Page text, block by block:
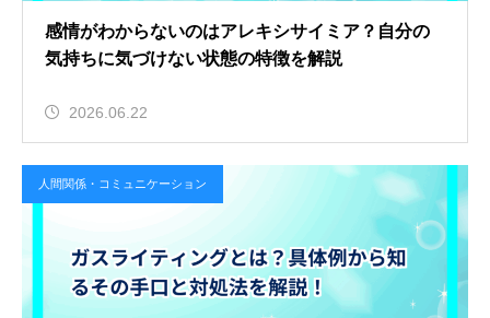
感情がわからないのはアレキシサイミア？自分の
気持ちに気づけない状態の特徴を解説
2026.06.22
人間関係・コミュニケーション